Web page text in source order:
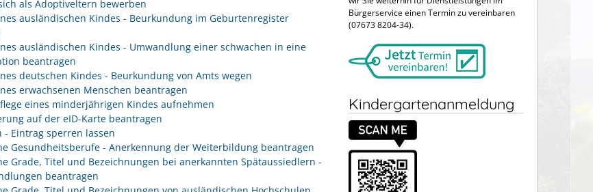
als Adoptiveltern bewerben
ausländischen Kindes - Beurkundung im Geburtenregister
ausländischen Kindes - Umwandlung einer schwachen in eine
beantragen
deutschen Kindes - Beurkundung von Amts wegen
erwachsenen Menschen beantragen
eines minderjährigen Kindes aufnehmen
auf der eID-Karte beantragen
- Eintrag sperren lassen
Gesundheitsberufe - Anerkennung der Weiterbildung beantragen
Grade, Titel und Bezeichnungen bei anerkannten Spätaussiedlern -
beantragen
Bürgerservice einen Termin zu vereinbaren
(07673 8204-34).
Kindergartenanmeldung